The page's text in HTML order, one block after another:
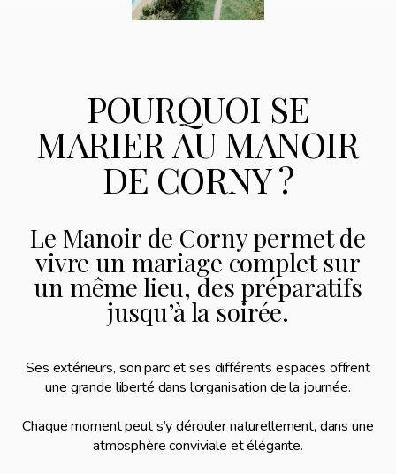
POURQUOI SE
MARIER AU MANOIR
DE CORNY ?
Le Manoir de Corny permet de
vivre un mariage complet sur
un même lieu, des préparatifs
jusqu’à la soirée.
Ses extérieurs, son parc et ses différents espaces offrent
une grande liberté dans l’organisation de la journée.
Chaque moment peut s’y dérouler naturellement, dans une
atmosphère conviviale et élégante.